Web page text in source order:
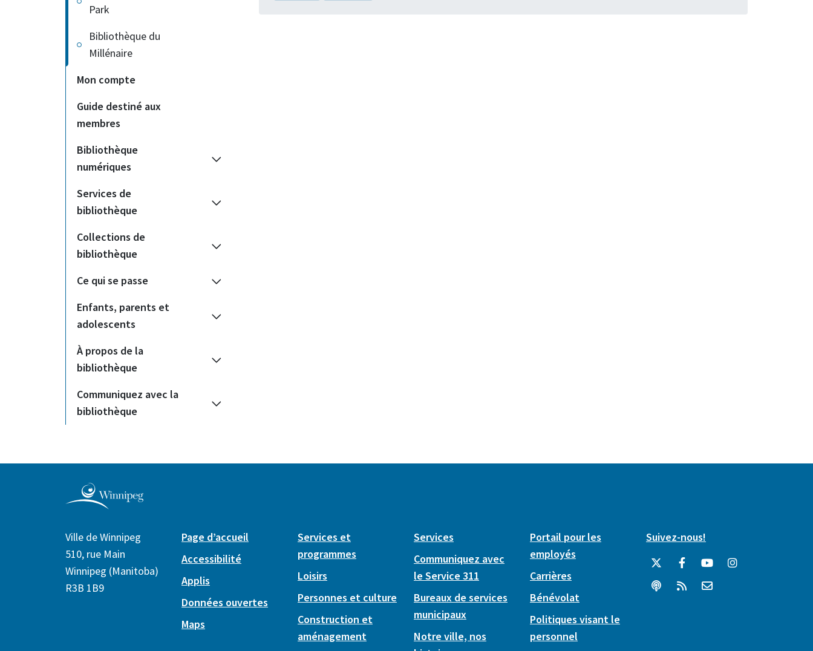
Park
Bibliothèque du
Millénaire
Mon compte
Guide destiné aux
membres
Bibliothèque
numériques
Services de
bibliothèque
Collections de
bibliothèque
Ce qui se passe
Enfants, parents et
adolescents
À propos de la
bibliothèque
Communiquez avec la
bibliothèque
Ville de Winnipeg
510, rue Main
Winnipeg (Manitoba)
R3B 1B9
Page d’accueil
Accessibilité
Applis
Données ouvertes
Maps
Services et
programmes
Loisirs
Personnes et culture
Construction et
aménagement
Services
Communiquez avec
le Service 311
Bureaux de services
municipaux
Notre ville, nos
Portail pour les
employés
Carrières
Bénévolat
Politiques visant le
personnel
Suivez-nous!